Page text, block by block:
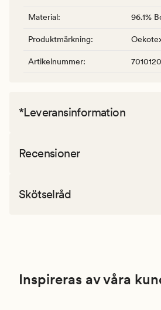
Material: 96.1%
Produktmärkning:
Artikelnummer:
*Leveransinformation
Recensioner
Skötselråd
Inspireras av våra